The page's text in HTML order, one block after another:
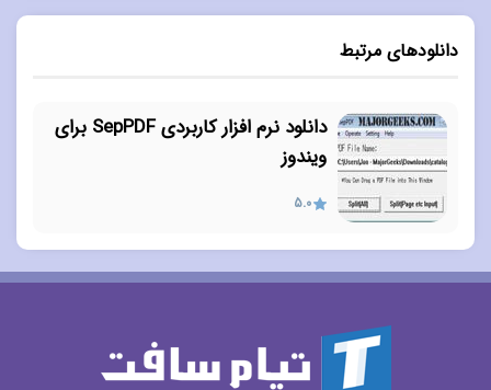
دانلودهای مرتبط
دانلود نرم افزار کاربردی SepPDF برای
ویندوز
5.0